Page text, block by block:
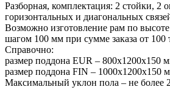
Разборная, комплектация: 2 стойки, 2
горизонтальных и диагональных
Возможно изготовление рам по
шагом 100 мм при сумме заказа от 100
Справочно:
размер поддона EUR – 800х1200х150
размер поддона FIN – 1000х1200х150
Максимальный уклон пола – не